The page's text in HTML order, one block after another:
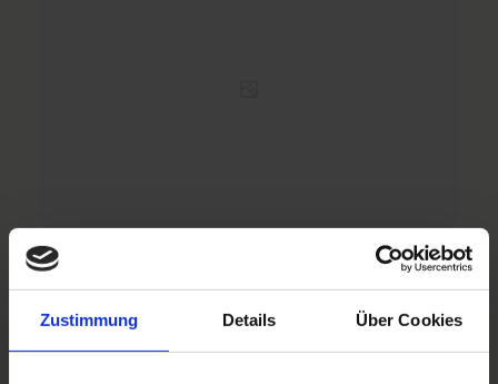
Zustimmung Details Über Cookies